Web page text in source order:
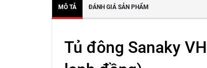
MÔ TẢ ĐÁNH GIÁ SẢN PHẨM
Tủ đông Sanaky